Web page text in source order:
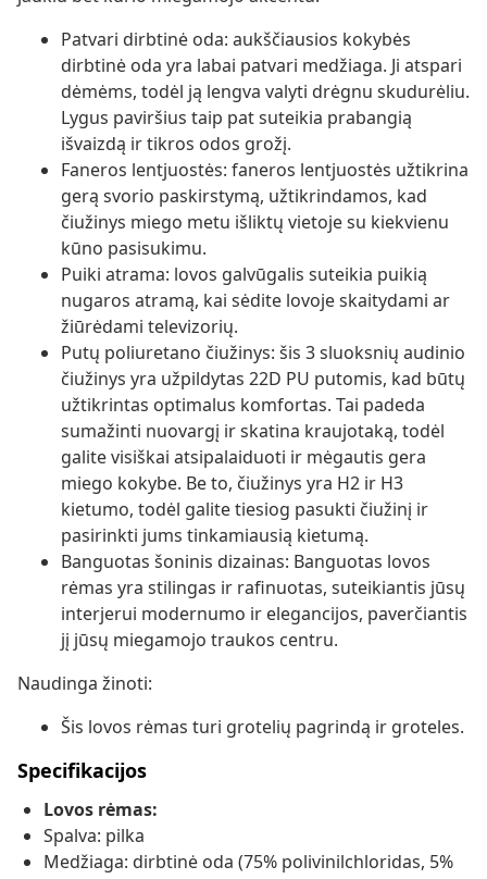
Patvari dirbtinė oda: aukščiausios kokybės
dirbtinė oda yra labai patvari medžiaga. Ji atspari
dėmėms, todėl ją lengva valyti drėgnu skudurėliu.
Lygus paviršius taip pat suteikia prabangią
išvaizdą ir tikros odos grožį.
Faneros lentjuostės: faneros lentjuostės užtikrina
gerą svorio paskirstymą, užtikrindamos, kad
čiužinys miego metu išliktų vietoje su kiekvienu
kūno pasisukimu.
Puiki atrama: lovos galvūgalis suteikia puikią
nugaros atramą, kai sėdite lovoje skaitydami ar
žiūrėdami televizorių.
Putų poliuretano čiužinys: šis 3 sluoksnių audinio
čiužinys yra užpildytas 22D PU putomis, kad būtų
užtikrintas optimalus komfortas. Tai padeda
sumažinti nuovargį ir skatina kraujotaką, todėl
galite visiškai atsipalaiduoti ir mėgautis gera
miego kokybe. Be to, čiužinys yra H2 ir H3
kietumo, todėl galite tiesiog pasukti čiužinį ir
pasirinkti jums tinkamiausią kietumą.
Banguotas šoninis dizainas: Banguotas lovos
rėmas yra stilingas ir rafinuotas, suteikiantis jūsų
interjerui modernumo ir elegancijos, paverčiantis
jį jūsų miegamojo traukos centru.
Naudinga žinoti:
Šis lovos rėmas turi grotelių pagrindą ir groteles.
Specifikacijos
Lovos rėmas:
Spalva: pilka
Medžiaga: dirbtinė oda (75% polivinilchloridas, 5%